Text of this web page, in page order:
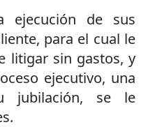
ejecución de sus
para el cual le
litigar sin gastos, y
ejecutivo, una
jubilación, se le